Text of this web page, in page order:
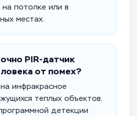
на потолке или в
местах.
PIR-датчик
от помех?
на инфракрасное
теплых объектов.
детекции